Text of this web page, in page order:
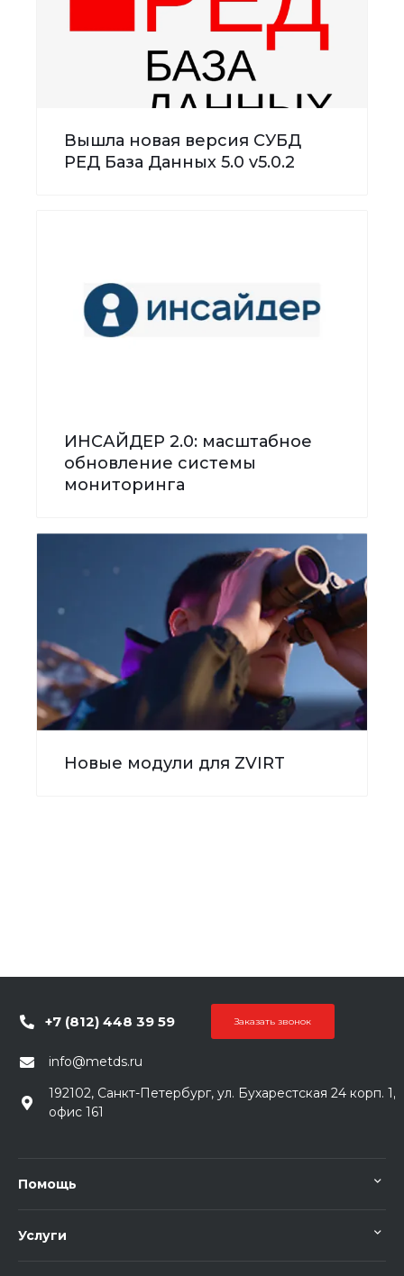
Вышла новая версия СУБД
РЕД База Данных 5.0 v5.0.2
ИНСАЙДЕР 2.0: масштабное
обновление системы
мониторинга
Новые модули для ZVIRT
+7 (812) 448 39 59 Заказать звонок
info@metds.ru
192102, Санкт-Петербург, ул. Бухарестская 24 корп. 1,
офис 161
Помощь
Услуги